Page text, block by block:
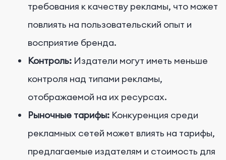
требования к качеству рекламы, что может
повлиять на пользовательский опыт и
восприятие бренда.
Контроль: Издатели могут иметь меньше
контроля над типами рекламы,
отображаемой на их ресурсах.
Рыночные тарифы: Конкуренция среди
рекламных сетей может влиять на тарифы,
предлагаемые издателям и стоимость для